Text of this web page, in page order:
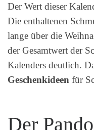
Der Wert dieser
Die enthaltenen
lange über die
der Gesamtwert der
Kalenders deutlich.
Geschenkideen für
Der